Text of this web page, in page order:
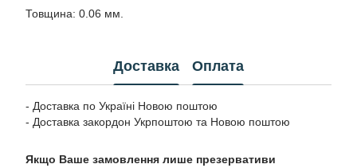
Товщина: 0.06 мм.
Доставка Оплата
- Доставка по Україні Новою поштою
- Доставка закордон Укрпоштою та Новою поштою
Якщо Ваше замовлення лише презервативи